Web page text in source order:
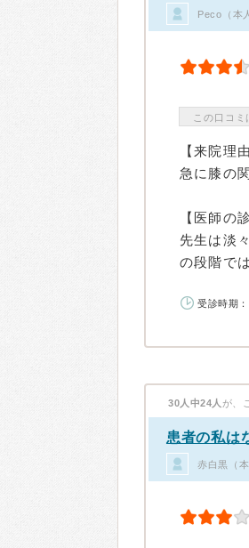
Peco（本
この口コ
【来院理
急に膝の
【医師の
先生は淡
の段階で
受診時期
30人中24人 が、
患者の私は
赤白黒（